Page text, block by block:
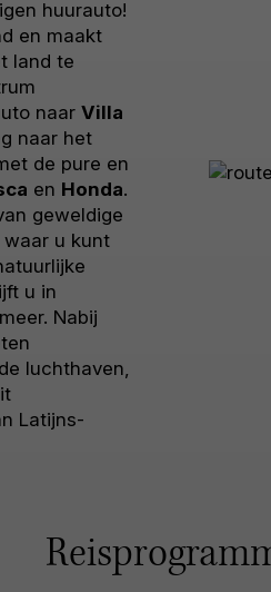
huurauto!
en maakt
land te
naar Villa
naar het
de pure en
en Honda.
geweldige
, waar u kunt
u in
Nabij
luchthaven,
Latijns-